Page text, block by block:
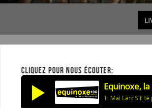
CLIQUEZ POUR NOUS ÉCOUTER:
Equinoxe,
Ti Mai Lan: S'il